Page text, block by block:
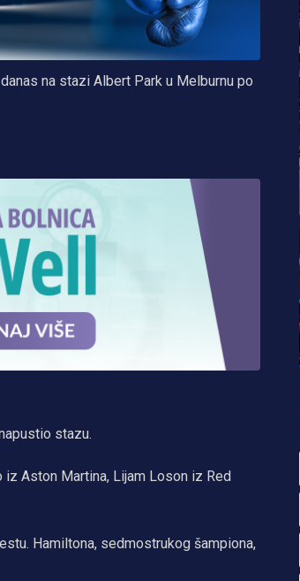
na stazi Albert Park u Melburnu po
stazu.
Aston Martina, Lijam Loson iz Red
Hamiltona, sedmostrukog šampiona,